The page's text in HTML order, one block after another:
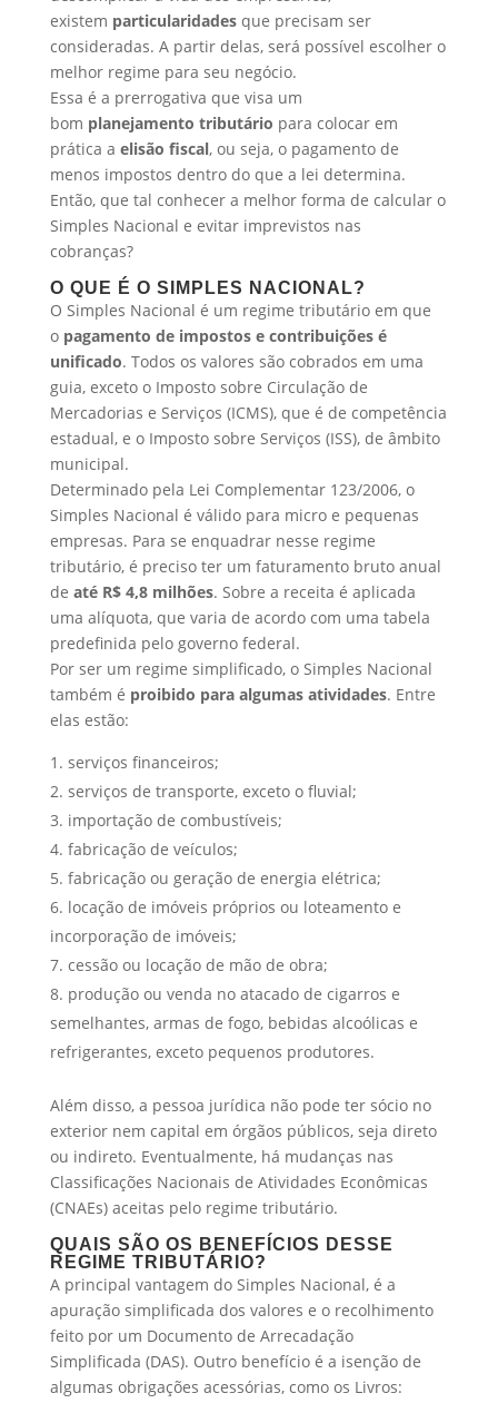
existem particularidadesque precisam ser
consideradas. A partir delas, será possível escolher o
melhor regime para seu negócio.
Essa é a prerrogativa que visa um
bom planejamento tributário para colocar em
prática a elisão fiscal, ou seja, o pagamento de
menos impostos dentro do que a lei determina.
Então, que tal conhecer a melhor forma de calcular o
Simples Nacional e evitar imprevistos nas
cobranças?
O QUE É O SIMPLES NACIONAL?
O Simples Nacional é um regime tributário em que
o pagamento de impostos e contribuições é
unificado. Todos os valores são cobrados em uma
guia, exceto o Imposto sobre Circulação de
Mercadorias e Serviços (ICMS), que é de competência
estadual, e o Imposto sobre Serviços (ISS), de âmbito
municipal.
Determinado pela Lei Complementar 123/2006, o
Simples Nacional é válido para micro e pequenas
empresas. Para se enquadrar nesse regime
tributário, é preciso ter um faturamento bruto anual
de até R$ 4,8 milhões. Sobre a receita é aplicada
uma alíquota, que varia de acordo com uma tabela
predefinida pelo governo federal.
Por ser um regime simplificado, o Simples Nacional
também é proibido para algumas atividades. Entre
elas estão:
serviços financeiros;
serviços de transporte, exceto o fluvial;
importação de combustíveis;
fabricação de veículos;
fabricação ou geração de energia elétrica;
locação de imóveis próprios ou loteamento e
incorporação de imóveis;
cessão ou locação de mão de obra;
produção ou venda no atacado de cigarros e
semelhantes, armas de fogo, bebidas alcoólicas e
refrigerantes, exceto pequenos produtores.
Além disso, a pessoa jurídica não pode ter sócio no
exterior nem capital em órgãos públicos, seja direto
ou indireto. Eventualmente, há mudanças nas
Classificações Nacionais de Atividades Econômicas
(CNAEs) aceitas pelo regime tributário.
QUAIS SÃO OS BENEFÍCIOS DESSE
REGIME TRIBUTÁRIO?
A principal vantagem do Simples Nacional, é a
apuração simplificada dos valores e o recolhimento
feito por um Documento de Arrecadação
Simplificada (DAS). Outro benefício é a isenção de
algumas obrigações acessórias, como os Livros: